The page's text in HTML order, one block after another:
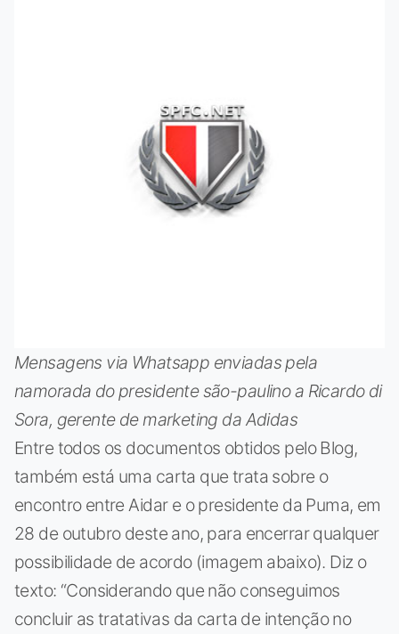
Mensagens via Whatsapp enviadas pela
namorada do presidente são-paulino a Ricardo di
Sora, gerente de marketing da Adidas
Entre todos os documentos obtidos pelo Blog,
também está uma carta que trata sobre o
encontro entre Aidar e o presidente da Puma, em
28 de outubro deste ano, para encerrar qualquer
possibilidade de acordo (imagem abaixo). Diz o
texto: “Considerando que não conseguimos
concluir as tratativas da carta de intenção no